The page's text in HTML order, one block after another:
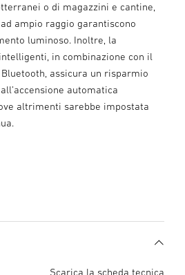
o di magazzini e cantine,
ampio raggio garantiscono
luminoso. Inoltre, la
in combinazione con il
assicura un risparmio
automatica
altrimenti sarebbe impostata
Scarica la scheda tecnica